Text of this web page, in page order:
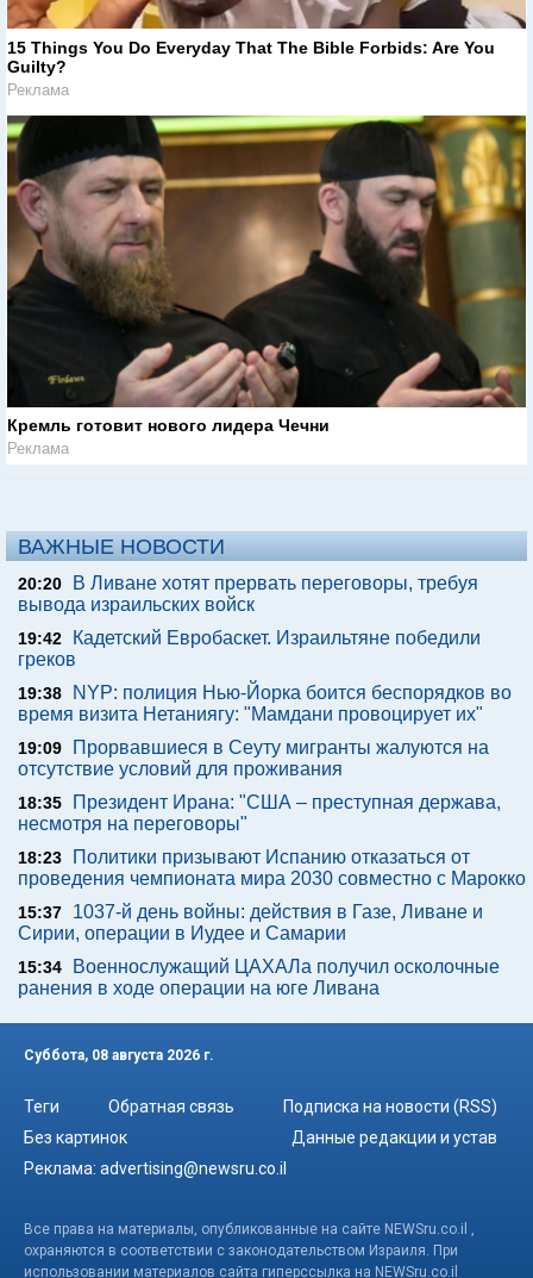
15 Things You Do Everyday That The Bible Forbids: Are You
Guilty?
Реклама
Кремль готовит нового лидера Чечни
Реклама
ВАЖНЫЕ НОВОСТИ
20:20
В Ливане хотят прервать переговоры, требуя
вывода израильских войск
19:42
Кадетский Евробаскет. Израильтяне победили
греков
19:38
NYP: полиция Нью-Йорка боится беспорядков во
время визита Нетаниягу: "Мамдани провоцирует их"
19:09
Прорвавшиеся в Сеуту мигранты жалуются на
отсутствие условий для проживания
18:35
Президент Ирана: "США – преступная держава,
несмотря на переговоры"
18:23
Политики призывают Испанию отказаться от
проведения чемпионата мира 2030 совместно с Марокко
15:37
1037-й день войны: действия в Газе, Ливане и
Сирии, операции в Иудее и Самарии
15:34
Военнослужащий ЦАХАЛа получил осколочные
ранения в ходе операции на юге Ливана
Суббота, 08 августа 2026 г.
Теги Обратная связь
Подписка на новости (RSS)
Без картинок
Данные редакции и устав
Реклама: advertising@newsru.co.il
Все права на материалы, опубликованные на сайте NEWSru.co.il ,
охраняются в соответствии с законодательством Израиля. При
использовании материалов сайта гиперссылка на NEWSru.co.il